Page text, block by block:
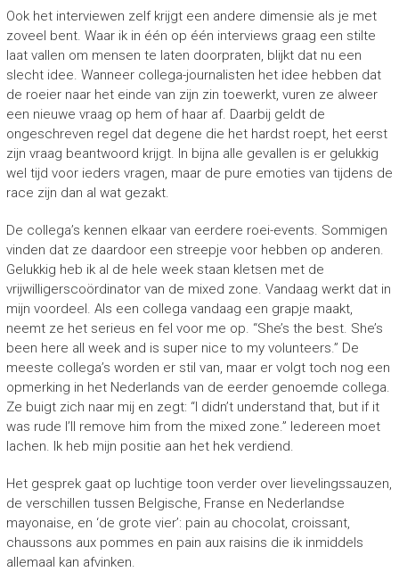
Ook het interviewen zelf krijgt een andere dimensie als je met
zoveel bent. Waar ik in één op één interviews graag een stilte
laat vallen om mensen te laten doorpraten, blijkt dat nu een
slecht idee. Wanneer collega-journalisten het idee hebben dat
de roeier naar het einde van zijn zin toewerkt, vuren ze alweer
een nieuwe vraag op hem of haar af. Daarbij geldt de
ongeschreven regel dat degene die het hardst roept, het eerst
zijn vraag beantwoord krijgt. In bijna alle gevallen is er gelukkig
wel tijd voor ieders vragen, maar de pure emoties van tijdens de
race zijn dan al wat gezakt.
De collega’s kennen elkaar van eerdere roei-events. Sommigen
vinden dat ze daardoor een streepje voor hebben op anderen.
Gelukkig heb ik al de hele week staan kletsen met de
vrijwilligerscoördinator van de mixed zone. Vandaag werkt dat in
mijn voordeel. Als een collega vandaag een grapje maakt,
neemt ze het serieus en fel voor me op. “She’s the best. She’s
been here all week and is super nice to my volunteers.” De
meeste collega’s worden er stil van, maar er volgt toch nog een
opmerking in het Nederlands van de eerder genoemde collega.
Ze buigt zich naar mij en zegt: “I didn’t understand that, but if it
was rude I’ll remove him from the mixed zone.” Iedereen moet
lachen. Ik heb mijn positie aan het hek verdiend.
Het gesprek gaat op luchtige toon verder over lievelingssauzen,
de verschillen tussen Belgische, Franse en Nederlandse
mayonaise, en ‘de grote vier’: pain au chocolat, croissant,
chaussons aux pommes en pain aux raisins die ik inmiddels
allemaal kan afvinken.